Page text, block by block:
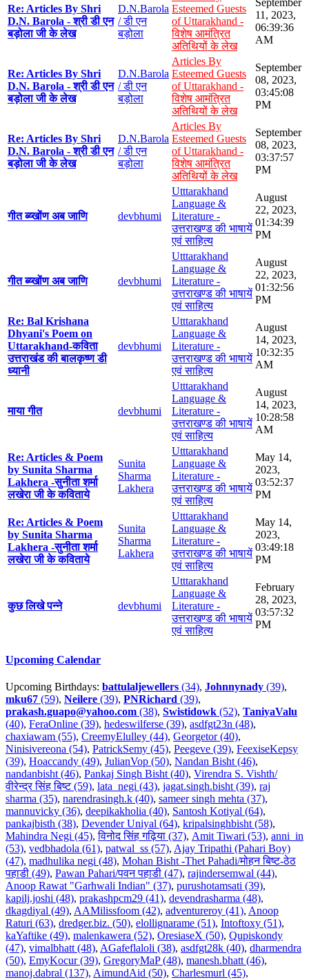
Re: Articles By Shri
D.N. Barola - श्री डी एन
बड़ोला जी के लेख
D.N.Barola
/ डी एन
बड़ोला
Esteemed Guests
of Uttarakhand -
विशेष आमंत्रित
अतिथियों के लेख
11, 2023,
06:39:36
AM
Re: Articles By Shri
D.N. Barola - श्री डी एन
बड़ोला जी के लेख
D.N.Barola
/ डी एन
बड़ोला
Articles By
Esteemed Guests
of Uttarakhand -
विशेष आमंत्रित
अतिथियों के लेख
September
08, 2023,
03:45:08
PM
Re: Articles By Shri
D.N. Barola - श्री डी एन
बड़ोला जी के लेख
D.N.Barola
/ डी एन
बड़ोला
Articles By
Esteemed Guests
of Uttarakhand -
विशेष आमंत्रित
अतिथियों के लेख
September
08, 2023,
03:37:57
PM
गीत ब्य्खोंण अब जाणि devbhumi
Utttarakhand
Language &
Literature -
उत्तराखण्ड की भाषायें
एवं साहित्य
August
22, 2023,
01:34:39
PM
गीत ब्य्खोंण अब जाणि devbhumi
Utttarakhand
Language &
Literature -
उत्तराखण्ड की भाषायें
एवं साहित्य
August
22, 2023,
01:32:56
PM
Re: Bal Krishana
Dhyani's Poem on
Uttarakhand-कविता
उत्तराखंड की बालकृष्ण डी
ध्यानी
devbhumi
Utttarakhand
Language &
Literature -
उत्तराखण्ड की भाषायें
एवं साहित्य
August
14, 2023,
10:32:35
AM
माया गीत devbhumi
Utttarakhand
Language &
Literature -
उत्तराखण्ड की भाषायें
एवं साहित्य
August
14, 2023,
10:28:58
AM
Re: Articles & Poem
by Sunita Sharma
Lakhera -सुनीता शर्मा
लखेरा जी के कविताये
Sunita
Sharma
Lakhera
Utttarakhand
Language &
Literature -
उत्तराखण्ड की भाषायें
एवं साहित्य
May 14,
2023,
03:52:37
PM
Re: Articles & Poem
by Sunita Sharma
Lakhera -सुनीता शर्मा
लखेरा जी के कविताये
Sunita
Sharma
Lakhera
Utttarakhand
Language &
Literature -
उत्तराखण्ड की भाषायें
एवं साहित्य
May 14,
2023,
03:49:18
PM
कुछ लिखे पन्ने devbhumi
Utttarakhand
Language &
Literature -
उत्तराखण्ड की भाषायें
एवं साहित्य
February
28, 2023,
03:57:32
PM
Upcoming Calendar
Upcoming Birthdays: battulaljewellers (34), Johnnynady (39),
mku67 (59), Neilere (39), PNRichard (39),
prakash.guapo@yahoo.com (38), Swistidowk (52), TaniyaValu
(40), FeraOnline (39), hedeswilferse (39), asdfgt23n (48),
chaxiawam (55), CreemyElulley (44), Georgetor (40),
Ninisivereona (54), PatrickSemy (45), Peegeve (39), FeexiseKepsy
(39), Hoaccandy (49), JulianVop (50), Nandan Bisht (46),
nandanbisht (46), Pankaj Singh Bisht (40), Virendra S. Vishth/
वीरेन्द्र सिंह बिष्ट (59), lata_negi (43), jagat.singh.bisht (39), raj
sharma (35), narendrasingh.k (40), sameer singh mehta (37),
mannuvicky (36), deepikakholia (40), Santosh Kotiyal (64),
pankajbisth (38), Devender Uniyal (64), kripalsinghbisht (58),
Mahindra Negi (45),विनोद सिंह गढ़िया (37), Amit Tiwari (53), anni_in
(53), vedbhadola (61), patwal_ss (57), Ajay Tripathi (Pahari Boy)
(47), madhulika negi (48), Mohan Bisht -Thet Pahadi/मोहन बिष्ट-ठेठ
पहाडी (49), Pawan Pahari/पवन पहाडी (47), rajindersemwal (44),
Anoop Rawat "Garhwali Indian" (37), purushotamsati (39),
kapilj.joshi (48), prakashpcm29 (41), devendrasharma (48),
dkagdiyal (49), AAMilissfoom (42), adventureroy (41), Anoop
Raturi (63), dredger.biz. (50), elollignarame (51), Intoftoxy (51),
kaYaftike (49), malenkawera (52), OresiaseX (50), Qupiskondy
(47), vimalbhatt (48), AGafeflaloli (38), asdfgt28k (40), dharmendra
(50), EmyKocur (39), GregoryMaP (48), manesh.bhatt (46),
manoj.dabral (137), AimundAid (50), Charlesmurl (45),